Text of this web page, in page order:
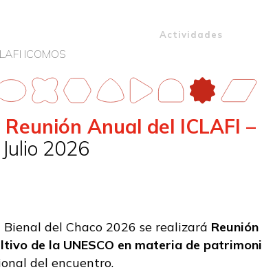
Actividades
ICOMOS
Anual del ICLAFI –
2026
Bienal del Chaco 2026 se realizará
de la UNESCO en materia de
del encuentro.